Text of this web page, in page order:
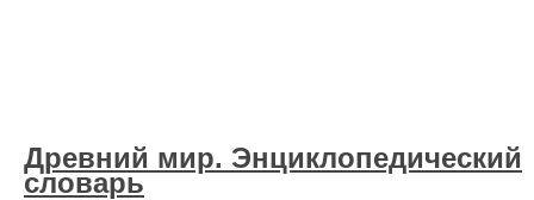
Древний мир. Энциклопедический
словарь